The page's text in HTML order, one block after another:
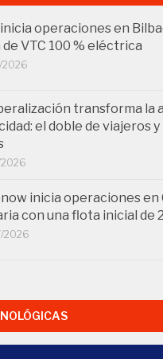
operaciones en
VTC 100 % eléctrica
2026
transforma la
el doble de viajeros
inicia operaciones en
con una flota inicial de
2026